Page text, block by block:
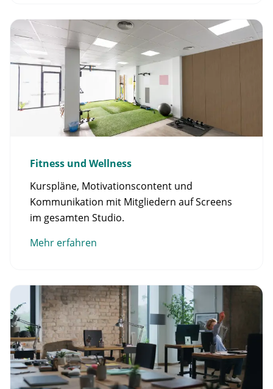
Fitness und Wellness
Kurspläne, Motivationscontent und
Kommunikation mit Mitgliedern auf Screens
im gesamten Studio.
Mehr erfahren